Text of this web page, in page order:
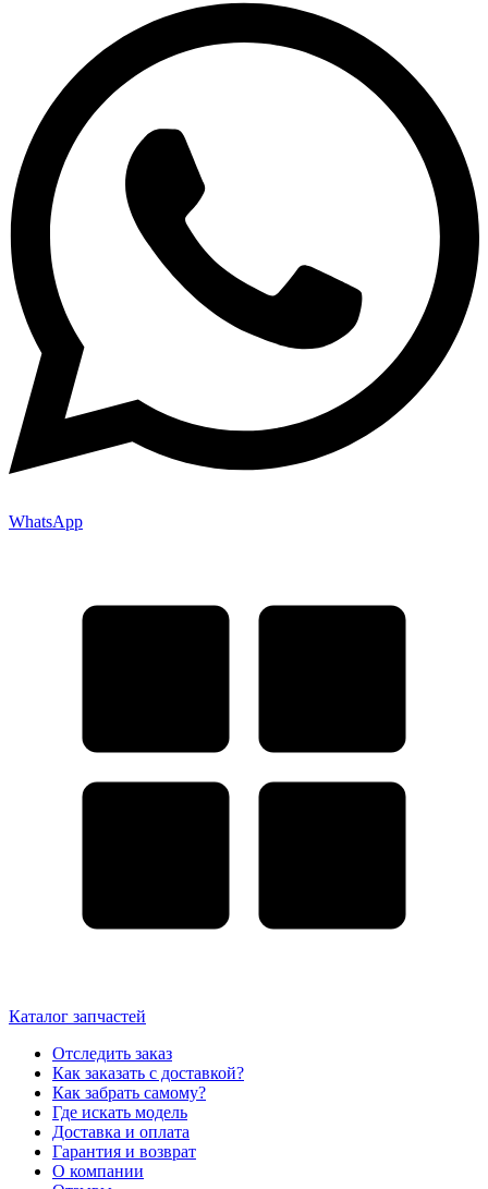
WhatsApp
Каталог запчастей
Отследить заказ
Как заказать с доставкой?
Как забрать самому?
Где искать модель
Доставка и оплата
Гарантия и возврат
О компании